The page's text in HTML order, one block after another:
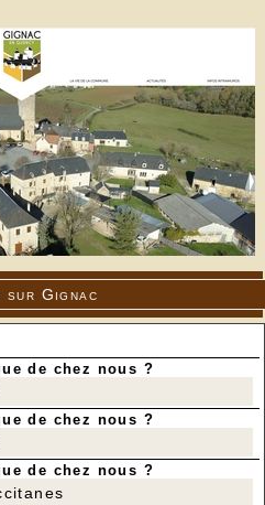
sur Gignac
de chez nous ?
de chez nous ?
de chez nous ?